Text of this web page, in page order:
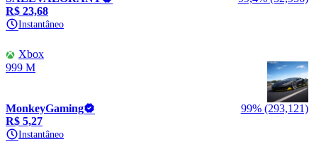
R$ 23,68
Instantâneo
Xbox
999 M
MonkeyGaming
99% (293,121)
R$ 5,27
Instantâneo